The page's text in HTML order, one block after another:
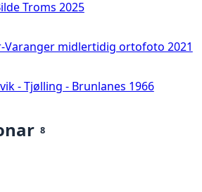
Troms 2025
Varanger midlertidig ortofoto 2021
- Tjølling - Brunlanes 1966
8